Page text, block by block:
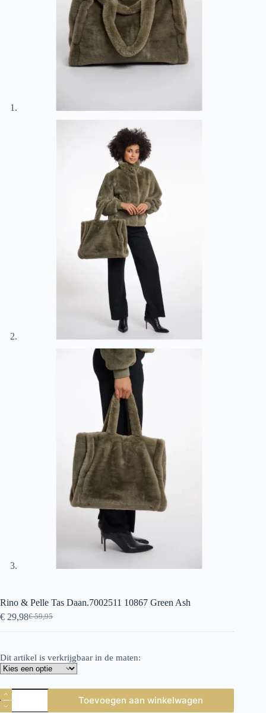
Rino & Pelle Tas Daan.7002511 10867 Green Ash
€59,95
Oorspronkelijke
prijs
€ 59,95.
€ 29,98Huidige
prijs
€ 29,98.
Dit artikel is verkrijgbaar in de maten:
Rino
&
Toevoegen aan winkelwagen